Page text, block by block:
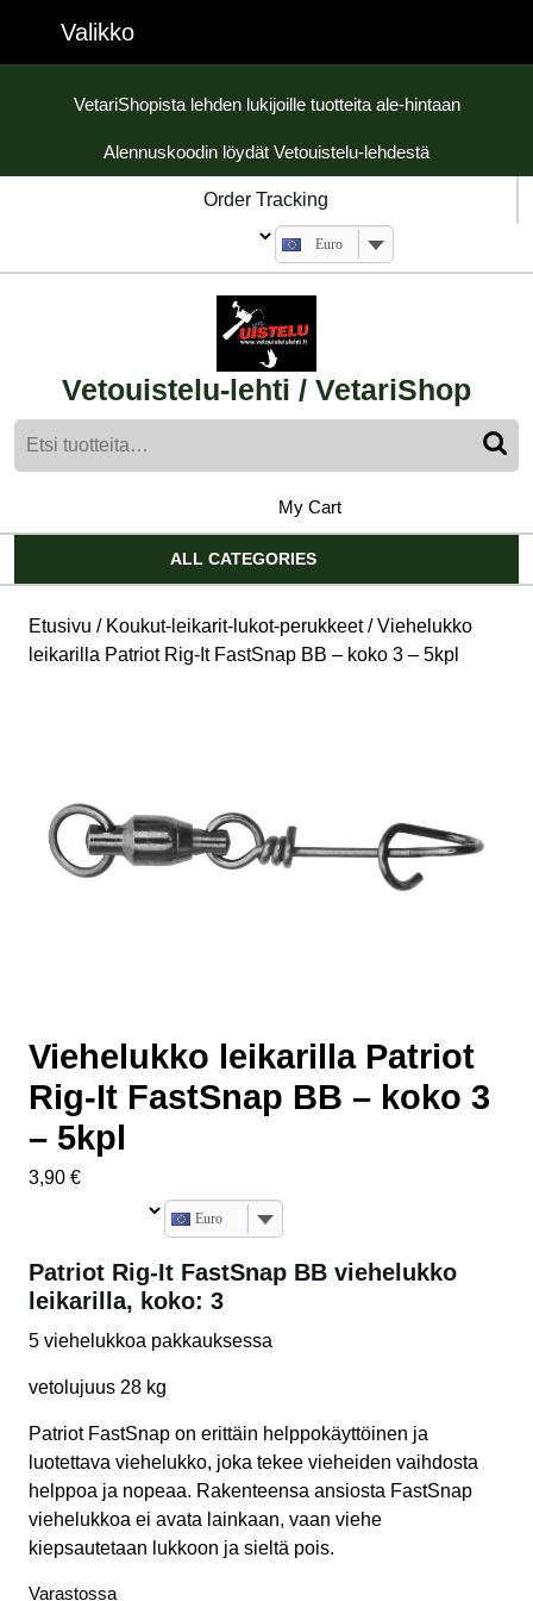
content
ValikkoValikko
VetariShopista lehden lukijoille tuotteita ale-hintaan
Alennuskoodin löydät Vetouistelu-lehdestä
Order Tracking
Euro
Vetouistelu-lehti / VetariShop
Account
My Cartshopping
cart
ALL CATEGORIES
Etusivu / Koukut-leikarit-lukot-perukkeet/ Viehelukko
leikarilla Patriot Rig-It FastSnap BB – koko 3 – 5kpl
Viehelukko leikarilla Patriot
Rig-It FastSnap BB – koko 3
– 5kpl
3,90 €
Euro
Patriot Rig-It FastSnap BB viehelukko
leikarilla, koko: 3
5 viehelukkoa pakkauksessa
vetolujuus 28 kg
Patriot FastSnap on erittäin helppokäyttöinen ja
luotettava viehelukko, joka tekee vieheiden vaihdosta
helppoa ja nopeaa. Rakenteensa ansiosta FastSnap
viehelukkoa ei avata lainkaan, vaan viehe
kiepsautetaan lukkoon ja sieltä pois.
Varastossa